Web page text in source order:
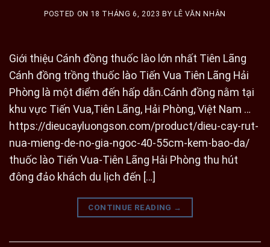
POSTED ON 18 THÁNG 6, 2023 BY LÊ VĂN NHÂN
Giới thiệu Cánh đồng thuốc lào lớn nhất Tiên Lãng
Cánh đồng trồng thuốc lào Tiến Vua Tiên Lãng Hải
Phòng là một điểm đến hấp dẫn.Cánh đồng nằm tại
khu vực Tiến Vua,Tiên Lãng, Hải Phòng, Việt Nam …
https://dieucayluongson.com/product/dieu-cay-rut-
nua-mieng-de-no-gia-ngoc-40-55cm-kem-bao-da/
thuốc lào Tiến Vua-Tiên Lãng Hải Phòng thu hút
đông đảo khách du lịch đến […]
CONTINUE READING →